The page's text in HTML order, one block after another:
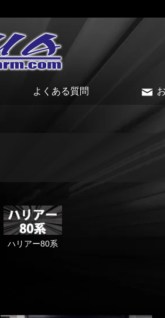
よくある質問
ハリアー80系